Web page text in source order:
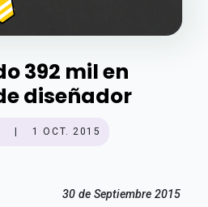
392 mil en
diseñador
1 OCT. 2015
30 de Septiembre 2015